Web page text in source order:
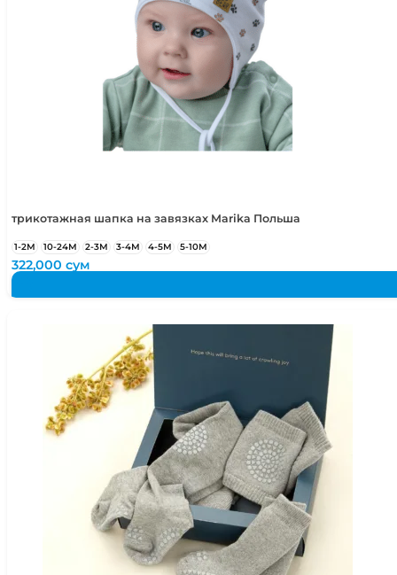
трикотажная шапка на завязках Marika Польша
1-2М 10-24М 2-3М 3-4М 4-5М 5-10М
322,000сум